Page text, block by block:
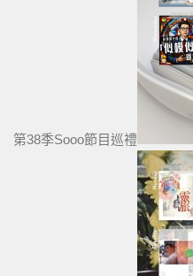
第38季Sooo節目巡禮